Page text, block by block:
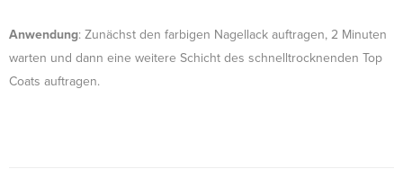
Anwendung: Zunächst den farbigen Nagellack auftragen, 2 Minuten
warten und dann eine weitere Schicht des schnelltrocknenden Top
Coats auftragen.